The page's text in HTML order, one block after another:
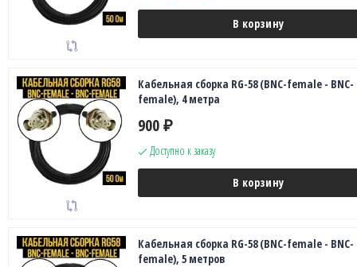
В корзину
Кабельная сборка RG-58 (BNC-female - BNC-
female), 4 метра
900 ₽
Доступно к заказу
В корзину
Кабельная сборка RG-58 (BNC-female - BNC-
female), 5 метров